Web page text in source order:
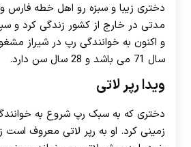
دختری زیبا و سبزه رو اهل خطه فارس
مدتی در خارج از کشور زندگی کرد و
و اکنون به خوانندگی رپ در شیراز
سال 71 می باشد و 28 سال سن دارد.
ویدا رپر لاتی
دختری که به سبک رپ شروع به
زمینی کرد. او به رپر لاتی معروف